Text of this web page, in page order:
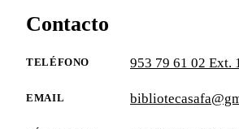
Contacto
TELÉFONO 953 79 61 02 Ext.
EMAIL